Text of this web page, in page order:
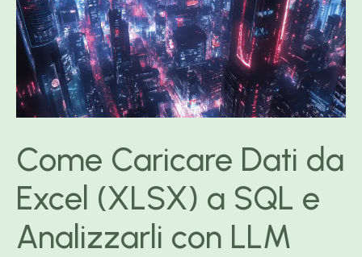
Come Caricare Dati da
Excel (XLSX) a SQL e
Analizzarli con LLM